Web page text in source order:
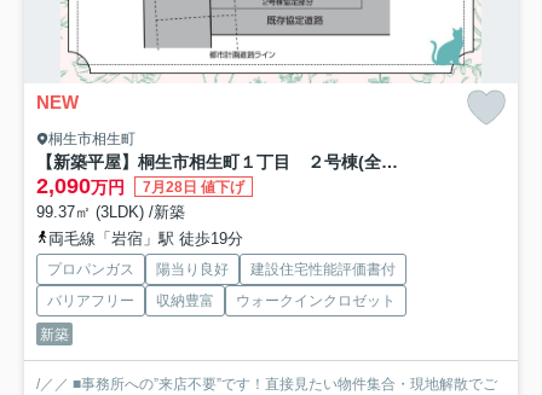
NEW
桐生市相生町
【新築平屋】桐生市相生町１丁目 ２号棟(全２棟) ブルーミングガーデン 新築建売分譲
2,090万円 7月28日 値下げ
99.37㎡ (3LDK) /新築
両毛線「岩宿」駅 徒歩19分
プロパンガス 陽当り良好
建設住宅性能評価書付
バリアフリー
収納豊富
ウォークインクロゼット
新築
/／／ ■事務所への”来店不要”です！直接見たい物件集合・現地解散でご